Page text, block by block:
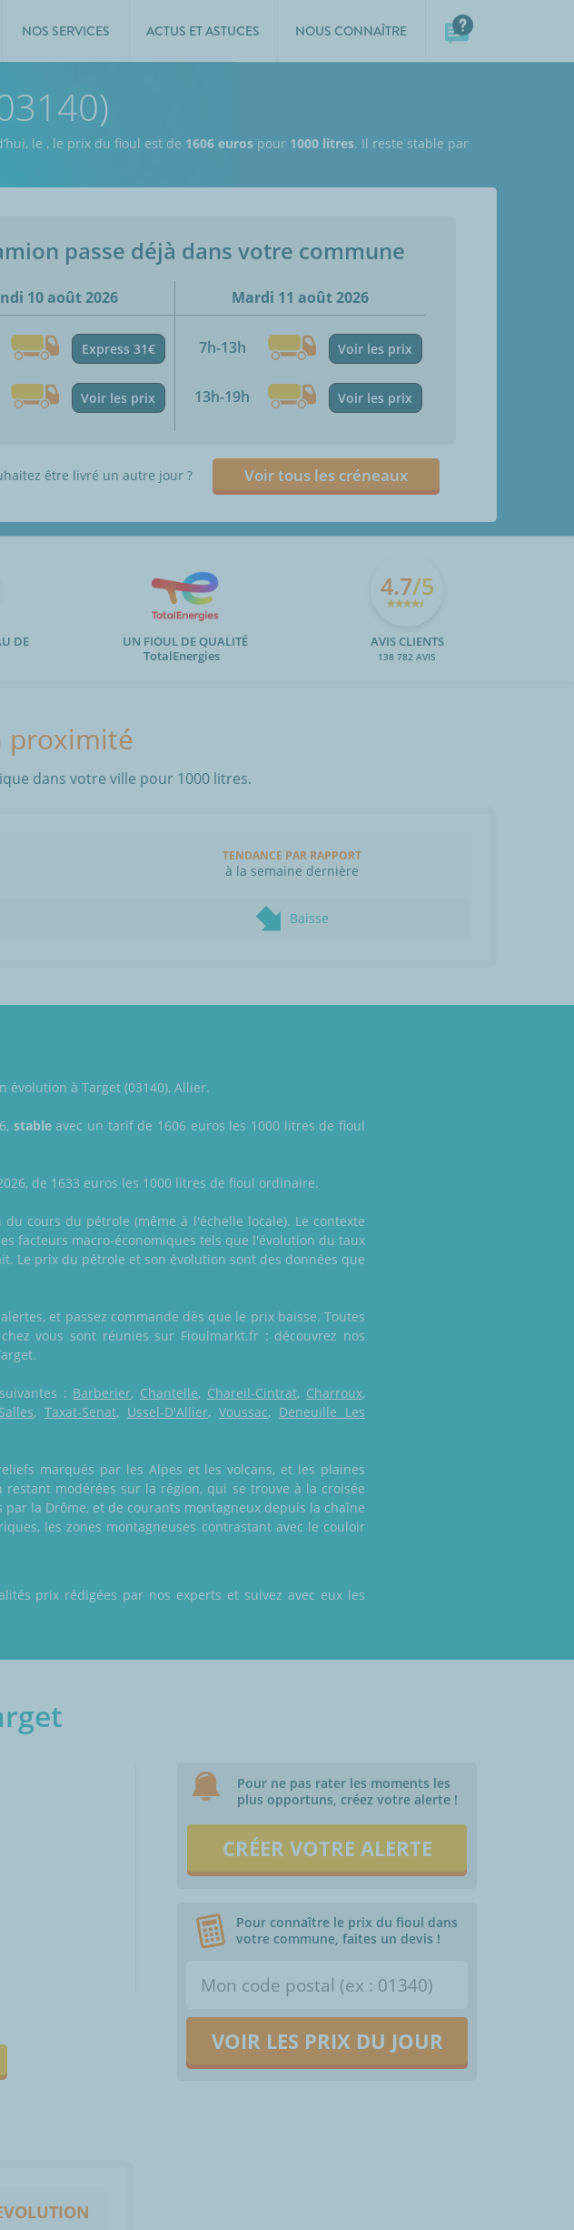
NOS SERVICES ACTUS ET ASTUCES NOUS CONNAÎTRE
le , le prix du fioul est de 1606 euros pour 1000 litres. Il reste stable par
passe déjà dans votre commune
10 août 2026
Express 31€
Voir les prix
Mardi 11 août 2026
7h-13h Voir les prix
13h-19h Voir les prix
être livré un autre jour ? Voir tous les créneaux
DE
UN FIOUL DE QUALITÉ
TotalEnergies
4.7/5
AVIS CLIENTS
138 782 AVIS
proximité
dans votre ville pour 1000 litres.
TENDANCE PAR RAPPORT
à la semaine dernière
Baisse
à Target (03140), Allier.
stableavec un tarif de 1606 euros les 1000 litres de fioul
de 1633 euros les 1000 litres de fioul ordinaire.
cours du pétrole (même à l'échelle locale). Le contexte
facteurs macro-économiques tels que l'évolution du taux
Le prix du pétrole et son évolution sont des données que
et passez commande dès que le prix baisse. Toutes
vous sont réunies sur Fioulmarkt.fr : découvrez nos
: Barberier, Chantelle, Chareil-Cintrat, Charroux,
, Taxat-Senat, Ussel-D'Allier, Voussac, Deneuille Les
marqués par les Alpes et les volcans, et les plaines
modérées sur la région, qui se trouve à la croisée
la Drôme, et de courants montagneux depuis la chaîne
les zones montagneuses contrastant avec le couloir
prix rédigées par nos experts et suivez avec eux les
Pour ne pas rater les moments les
plus opportuns, créez votre alerte !
CRÉER VOTRE ALERTE
Pour connaître le prix du fioul dans
votre commune, faites un devis !
VOIR LES PRIX DU JOUR